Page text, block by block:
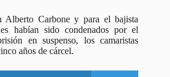
Alberto Carbone y para el bajista
habían sido condenados por el
en suspenso, los camaristas
años de cárcel.